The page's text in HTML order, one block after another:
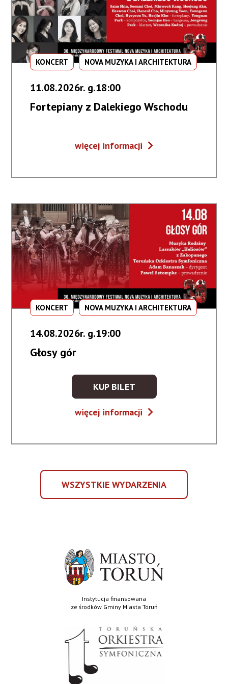
KONCERT NOVA MUZYKA I ARCHITEKTURA
11.08.2026r. g.18:00
Fortepiany z Dalekiego Wschodu
więcej informacji
Fortepiany
Wschodu
KONCERT NOVA MUZYKA I ARCHITEKTURA
14.08.2026r. g.19:00
Głosy gór
KUP BILET
KUP
NA
więcej informacji
Głosy
WSZYSTKIE WYDARZENIA
WSZYSTKIE
WYDARZENIA
Instytucja finansowana
ze środków Gminy Miasta Toruń